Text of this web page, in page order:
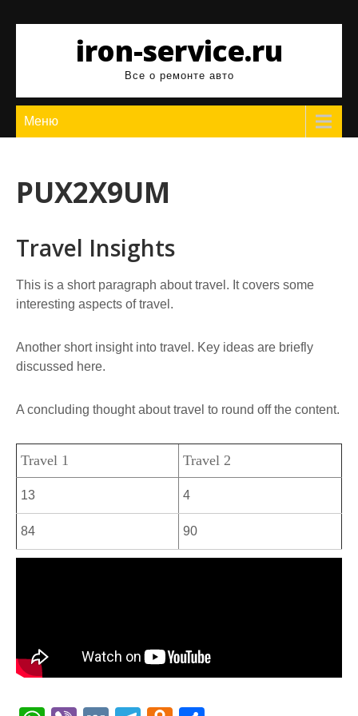
содержимомуiron-service.ru
Все о ремонте авто
Меню
PUX2X9UM
Travel Insights
This is a short paragraph about travel. It covers some
interesting aspects of travel.
Another short insight into travel. Key ideas are briefly
discussed here.
A concluding thought about travel to round off the content.
Travel 1 Travel 2
13 4
84 90